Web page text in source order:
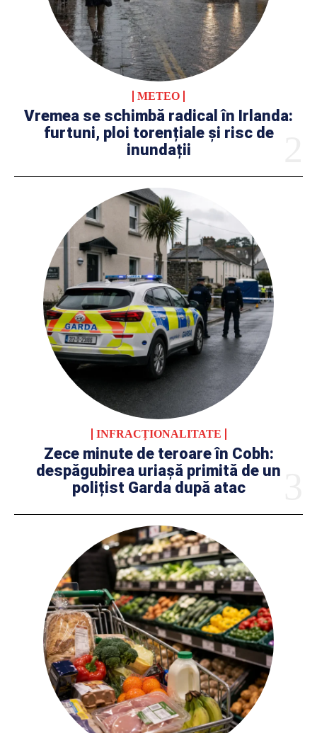
METEO
Vremea se schimbă radical în Irlanda:
furtuni, ploi torențiale și risc de
inundații
INFRACȚIONALITATE
Zece minute de teroare în Cobh:
despăgubirea uriașă primită de un
polițist Garda după atac